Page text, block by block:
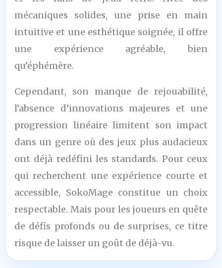
mécaniques solides, une prise en main
intuitive et une esthétique soignée, il offre
une expérience agréable, bien
qu’éphémère.
Cependant, son manque de rejouabilité,
l’absence d’innovations majeures et une
progression linéaire limitent son impact
dans un genre où des jeux plus audacieux
ont déjà redéfini les standards. Pour ceux
qui recherchent une expérience courte et
accessible, SokoMage constitue un choix
respectable. Mais pour les joueurs en quête
de défis profonds ou de surprises, ce titre
risque de laisser un goût de déjà-vu.